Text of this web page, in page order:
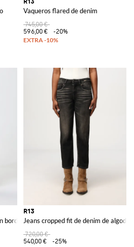
Vaqueros flared de denim
745,00 €
596,00 €
-20%
bordados
R13
Jeans cropped fit de denim de algodón
720,00 €
540,00 €
-25%